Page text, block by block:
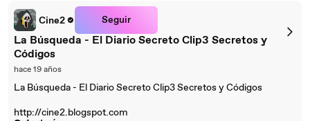
Cine2 Seguir
La Búsqueda - El Diario Secreto Clip3 Secretos y
Códigos
hace 19 años
La Búsqueda - El Diario Secreto Clip3 Secretos y Códigos
http://cine2.blogspot.com